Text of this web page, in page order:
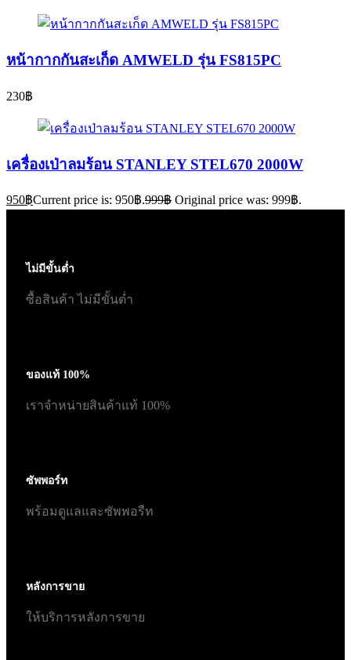
หน้ากากกันสะเก็ด AMWELD รุ่น FS815PC
230฿
เครื่องเป่าลมร้อน STANLEY STEL670 2000W
950฿Current price is: 950฿.999฿ Original price was: 999฿.
ไม่มีขั้นต่ำ
ซื้อสินค้า ไม่มีขั้นต่ำ
ของแท้ 100%
เราจำหน่ายสินค้าแท้ 100%
ซัพพอร์ท
พร้อมดูแลและซัพพอรืท
หลังการขาย
ให้บริการหลังการขาย